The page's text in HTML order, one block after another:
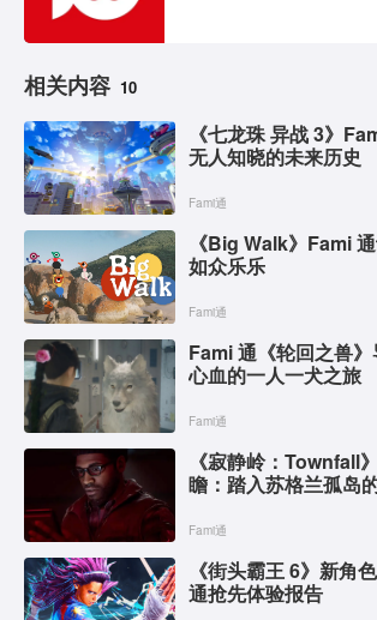
相关内容 10
《七龙珠 异战 3》
无人知晓的未来历史
Fami通
《Big Walk》Fami
如众乐乐
Fami通
Fami 通《轮回之兽
心血的一人一犬之旅
Fami通
《寂静岭：Townfall
瞻：踏入苏格兰孤岛
Fami通
《街头霸王 6》新角
通抢先体验报告